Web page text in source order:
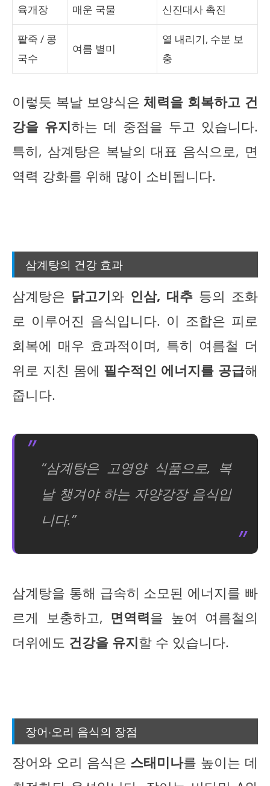
육개장 매운 국물 신진대사 촉진
팥죽 / 콩
국수
여름 별미
열 내리기, 수분 보
충
이렇듯 복날 보양식은체력을 회복하고 건
강을 유지하는 데 중점을 두고 있습니다.
특히, 삼계탕은 복날의 대표 음식으로, 면
역력 강화를 위해 많이 소비됩니다.
삼계탕의 건강 효과
삼계탕은 닭고기와 인삼, 대추 등의 조화
로 이루어진 음식입니다. 이 조합은 피로
회복에 매우 효과적이며, 특히 여름철 더
위로 지친 몸에 필수적인 에너지를 공급해
줍니다.
“삼계탕은 고영양 식품으로, 복
날 챙겨야 하는 자양강장 음식입
니다.”
삼계탕을 통해 급속히 소모된 에너지를 빠
르게 보충하고, 면역력을 높여 여름철의
더위에도 건강을 유지할 수 있습니다.
장어·오리 음식의 장점
장어와 오리 음식은 스태미나를 높이는 데